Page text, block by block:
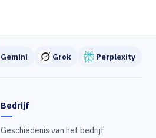
Gemini Grok Perplexity
Bedrijf
Geschiedenis van het bedrijf